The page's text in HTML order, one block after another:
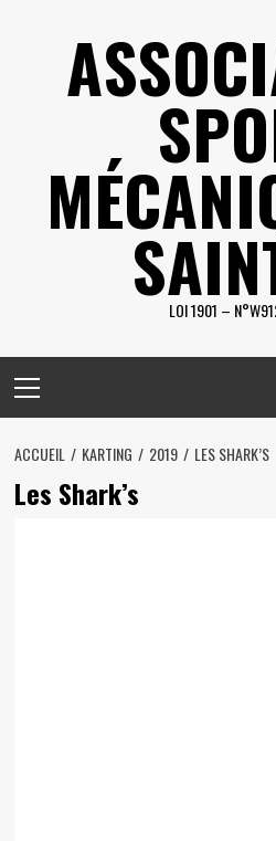
LOI 1901 –
Menu
ACCUEIL KARTING 2019 LES SHARK’S
Les Shark’s